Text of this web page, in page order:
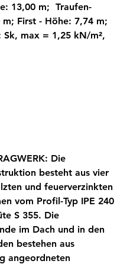
13,00 m;  Traufen-
m; First - Höhe: 7,74 m;
Sk, max = 1,25 kN/m²,
Die
besteht aus vier
und feuerverzinkten
vom Profil-Typ IPE 240
S 355. Die
im Dach und in den
bestehen aus
angeordneten